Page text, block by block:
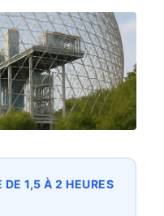
DE 1,5 À 2 HEURES